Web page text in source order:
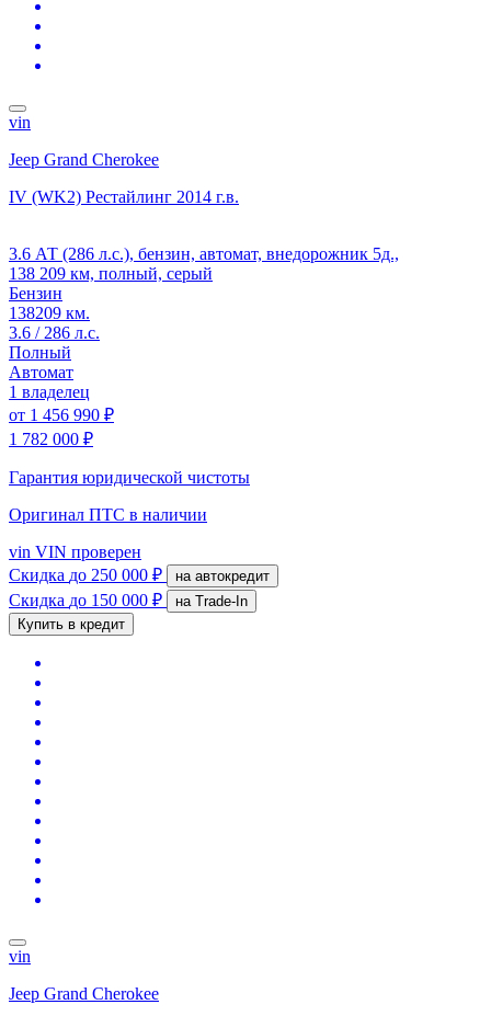
vin
Jeep Grand Cherokee
IV (WK2) Рестайлинг 2014 г.в.
3.6 АТ (286 л.с.), бензин, автомат, внедорожник 5д.,
138 209 км, полный, серый
Бензин
138209 км.
3.6 / 286 л.с.
Полный
Автомат
1 владелец
от 1 456 990 ₽
1 782 000 ₽
Гарантия юридической чистоты
Оригинал ПТС в наличии
vin VIN проверен
Скидка до 250 000 ₽ на автокредит
Скидка до 150 000 ₽
на Trade-In
Купить в кредит
vin
Jeep Grand Cherokee